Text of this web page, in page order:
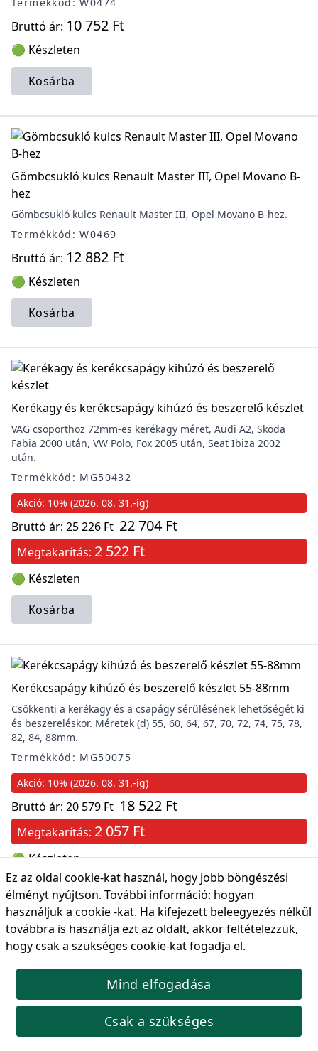
Bruttó ár: 10 752 Ft
🟢 Készleten
Kosárba
Gömbcsukló kulcs Renault Master III, Opel Movano B-
hez
Gömbcsukló kulcs Renault Master III, Opel Movano B-hez.
Termékkód: W0469
Bruttó ár: 12 882 Ft
🟢 Készleten
Kosárba
Kerékagy és kerékcsapágy kihúzó és beszerelő készlet
VAG csoporthoz 72mm-es kerékagy méret, Audi A2, Skoda
Fabia 2000 után, VW Polo, Fox 2005 után, Seat Ibiza 2002
után.
Termékkód: MG50432
Akció: 10% (2026. 08. 31.-ig)
Bruttó ár: 25 226 Ft 22 704 Ft
Megtakarítás: 2 522 Ft
🟢 Készleten
Kosárba
Kerékcsapágy kihúzó és beszerelő készlet 55-88mm
Csökkenti a kerékagy és a csapágy sérülésének lehetőségét ki
és beszereléskor. Méretek (d) 55, 60, 64, 67, 70, 72, 74, 75, 78,
82, 84, 88mm.
Termékkód: MG50075
Akció: 10% (2026. 08. 31.-ig)
Bruttó ár: 20 579 Ft 18 522 Ft
Megtakarítás: 2 057 Ft
🟢 Készleten
Kosárba
Felső kormányösszekötő gömbfej kinyomó VW, Audi-
hoz
Felső kormányösszekötő gömbfej kinyomó VW, Audi-hoz
Ez az oldal cookie-kat használ, hogy jobb böngészési
élményt nyújtson. További információ: hogyan
használjuk a cookie -kat. Ha kifejezett beleegyezés nélkül
továbbra is használja ezt az oldalt, akkor feltételezzük,
hogy csak a szükséges cookie-kat fogadja el.
Mind elfogadása
Csak a szükséges